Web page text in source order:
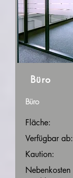
Büro
Büro
Fläche:
Verfügbar ab:
Kaution:
Nebenkosten